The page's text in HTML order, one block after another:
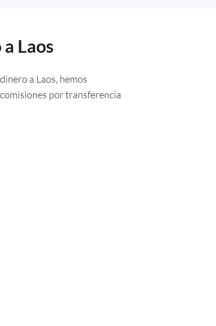
Laos
a Laos, hemos
por transferencia